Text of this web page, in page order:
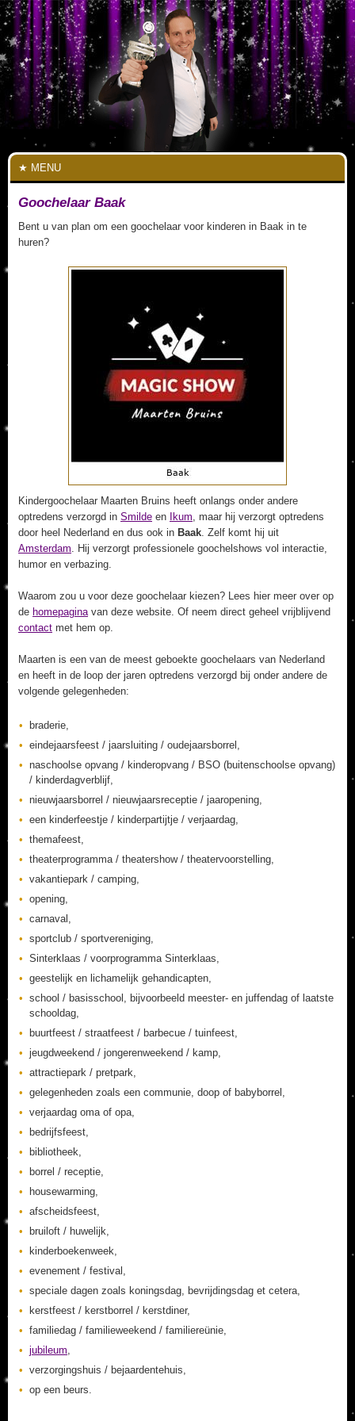
MENU
Goochelaar Baak
Bent u van plan om een goochelaar voor kinderen in Baak in te
huren?
Kindergoochelaar Maarten Bruins heeft onlangs onder andere
optredens verzorgd in Smilde en Ikum, maar hij verzorgt optredens
door heel Nederland en dus ook in Baak. Zelf komt hij uit
Amsterdam. Hij verzorgt professionele goochelshows vol interactie,
humor en verbazing.
Waarom zou u voor deze goochelaar kiezen? Lees hier meer over op
de homepaginavan deze website. Of neem direct geheel vrijblijvend
contact met hem op.
Maarten is een van de meest geboekte goochelaars van Nederland
en heeft in de loop der jaren optredens verzorgd bij onder andere de
volgende gelegenheden:
braderie,
eindejaarsfeest / jaarsluiting / oudejaarsborrel,
naschoolse opvang / kinderopvang / BSO (buitenschoolse opvang)
/ kinderdagverblijf,
nieuwjaarsborrel / nieuwjaarsreceptie / jaaropening,
een kinderfeestje / kinderpartijtje / verjaardag,
themafeest,
theaterprogramma / theatershow / theatervoorstelling,
vakantiepark / camping,
opening,
carnaval,
sportclub / sportvereniging,
Sinterklaas / voorprogramma Sinterklaas,
geestelijk en lichamelijk gehandicapten,
school / basisschool, bijvoorbeeld meester- en juffendag of laatste
schooldag,
buurtfeest / straatfeest / barbecue / tuinfeest,
jeugdweekend / jongerenweekend / kamp,
attractiepark / pretpark,
gelegenheden zoals een communie, doop of babyborrel,
verjaardag oma of opa,
bedrijfsfeest,
bibliotheek,
borrel / receptie,
housewarming,
afscheidsfeest,
bruiloft / huwelijk,
kinderboekenweek,
evenement / festival,
speciale dagen zoals koningsdag, bevrijdingsdag et cetera,
kerstfeest / kerstborrel / kerstdiner,
familiedag / familieweekend / familiereünie,
jubileum,
verzorgingshuis / bejaardentehuis,
op een beurs.